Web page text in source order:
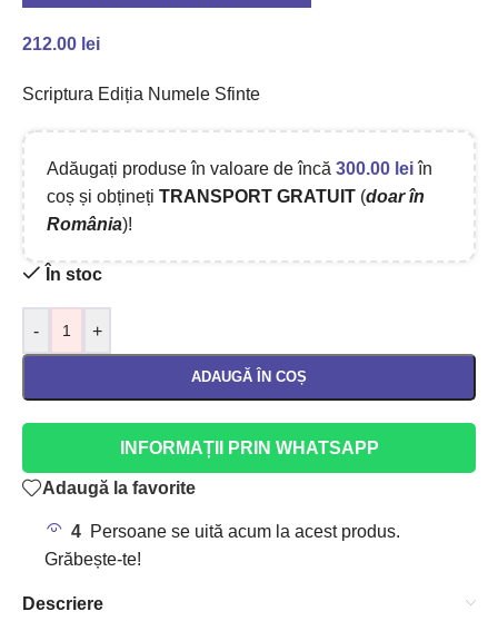
212.00 lei
Scriptura Ediția Numele Sfinte
Adăugați produse în valoare de încă 300.00 leiîn
coș și obțineți TRANSPORT GRATUIT (doar în
România)!
În stoc
- +
ADAUGĂ ÎN COȘ
INFORMAȚII PRIN WHATSAPP
Adaugă la favorite
4 Persoane se uită acum la acest produs.
Grăbește-te!
Descriere